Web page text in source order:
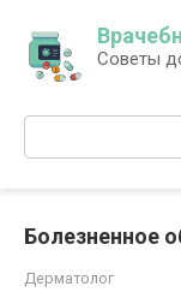
контенту
Советы
Поиск:
Болезненное
Дерматолог